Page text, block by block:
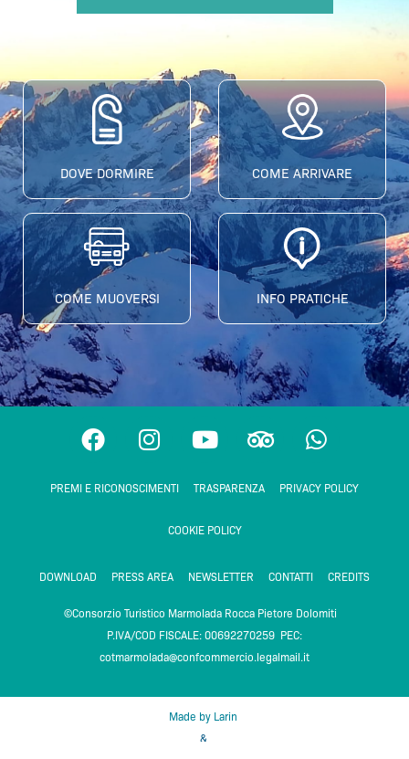
DOVE DORMIRE COME ARRIVARE
COME MUOVERSI INFO PRATICHE
F
a
e
o
I
n
t
r
m
Y
o
t
u
e
T
r
p
v
s
o
r
W
h
t
p
PREMI E RICONOSCIMENTI TRASPARENZA PRIVACY POLICY
COOKIE POLICY
DOWNLOAD PRESS AREA NEWSLETTER CONTATTI CREDITS
©Consorzio Turistico Marmolada Rocca Pietore Dolomiti
P.IVA/COD FISCALE: 00692270259 PEC:
cotmarmolada@confcommercio.legalmail.it
Made by Larin
&